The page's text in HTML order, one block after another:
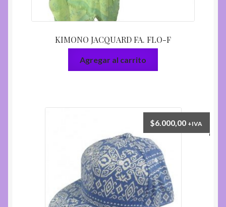
KIMONO JACQUARD FA. FLO-F
Agregar al carrito
$6.000,00 +IVA